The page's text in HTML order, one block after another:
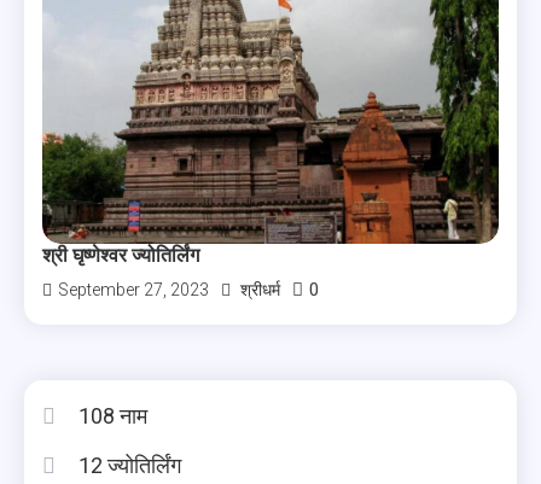
श्री घृष्णेश्वर ज्योतिर्लिंग
September 27, 2023 श्रीधर्म 0
108 नाम
12 ज्योतिर्लिंग